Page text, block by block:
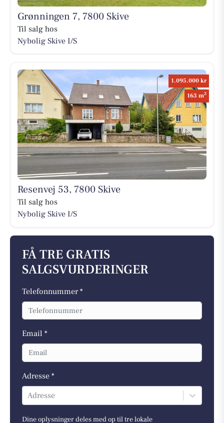
Grønningen 7, 7800 Skive
Til salg hos
Nybolig Skive I/S
1.095.000 kr
163 m2
Resenvej 53, 7800 Skive
Til salg hos
Nybolig Skive I/S
FÅ TRE GRATIS
SALGSVURDERINGER
Telefonnummer *
Email *
Adresse *
Adresse
Dine oplysninger deles med op til tre lokale